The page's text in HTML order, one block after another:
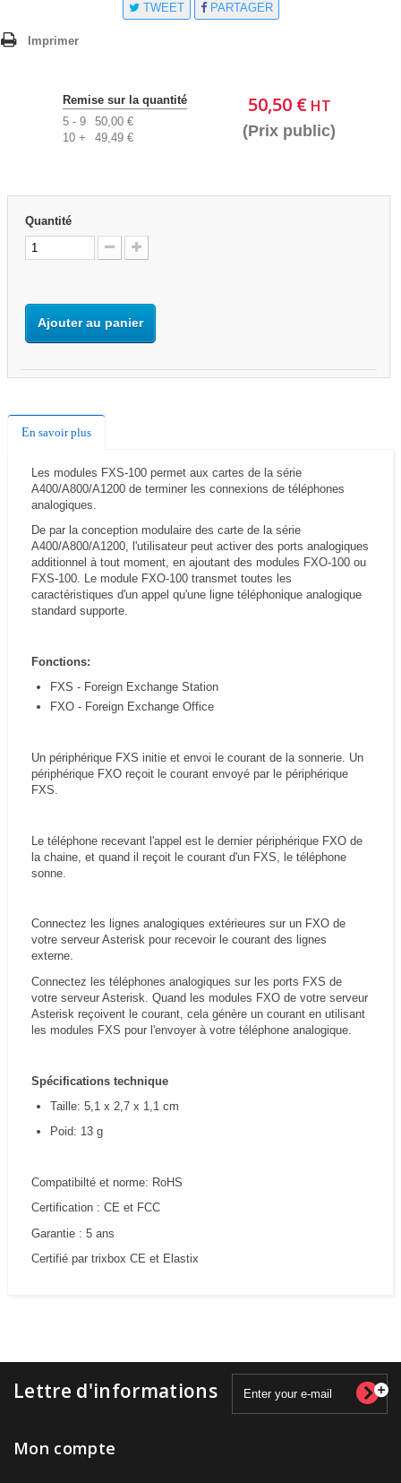
TWEET PARTAGER
Imprimer
50,50 €HT
(Prix public)
Remise sur la quantité
5 - 9
50,00 €
10 +
49,49 €
Quantité
Ajouter au panier
En savoir plus
Les modules FXS-100 permet aux cartes de la série
A400/A800/A1200 de terminer les connexions de téléphones
analogiques.
De par la conception modulaire des carte de la série
A400/A800/A1200, l'utilisateur peut activer des ports analogiques
additionnel à tout moment, en ajoutant des modules FXO-100 ou
FXS-100. Le module FXO-100 transmet toutes les
caractéristiques d'un appel qu'une ligne téléphonique analogique
standard supporte.
Fonctions:
FXS - Foreign Exchange Station
FXO - Foreign Exchange Office
Un périphérique FXS initie et envoi le courant de la sonnerie. Un
périphérique FXO reçoit le courant envoyé par le périphérique
FXS.
Le téléphone recevant l'appel est le dernier périphérique FXO de
la chaine, et quand il reçoit le courant d'un FXS, le téléphone
sonne.
Connectez les lignes analogiques extérieures sur un FXO de
votre serveur Asterisk pour recevoir le courant des lignes
externe.
Connectez les téléphones analogiques sur les ports FXS de
votre serveur Asterisk. Quand les modules FXO de votre serveur
Asterisk reçoivent le courant, cela génère un courant en utilisant
les modules FXS pour l'envoyer à votre téléphone analogique.
Spécifications technique
Taille: 5,1 x 2,7 x 1,1 cm
Poid: 13 g
Compatibilté et norme: RoHS
Certification : CE et FCC
Garantie : 5 ans
Certifié par trixbox CE et Elastix
Lettre d'informations
Mon compte